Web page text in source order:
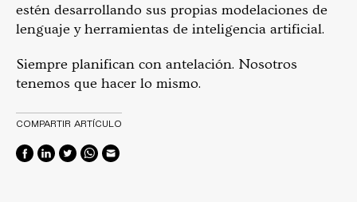
estén desarrollando sus propias modelaciones de
lenguaje y herramientas de inteligencia artificial.
Siempre planifican con antelación. Nosotros
tenemos que hacer lo mismo.
COMPARTIR ARTÍCULO